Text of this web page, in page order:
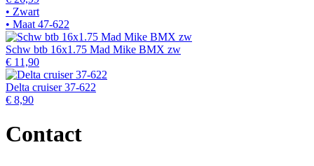
• Zwart
• Maat 47-622
Schw btb 16x1.75 Mad Mike BMX zw
€ 11,90
Delta cruiser 37-622
€ 8,90
Contact